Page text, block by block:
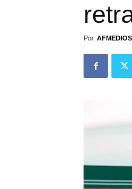
Por